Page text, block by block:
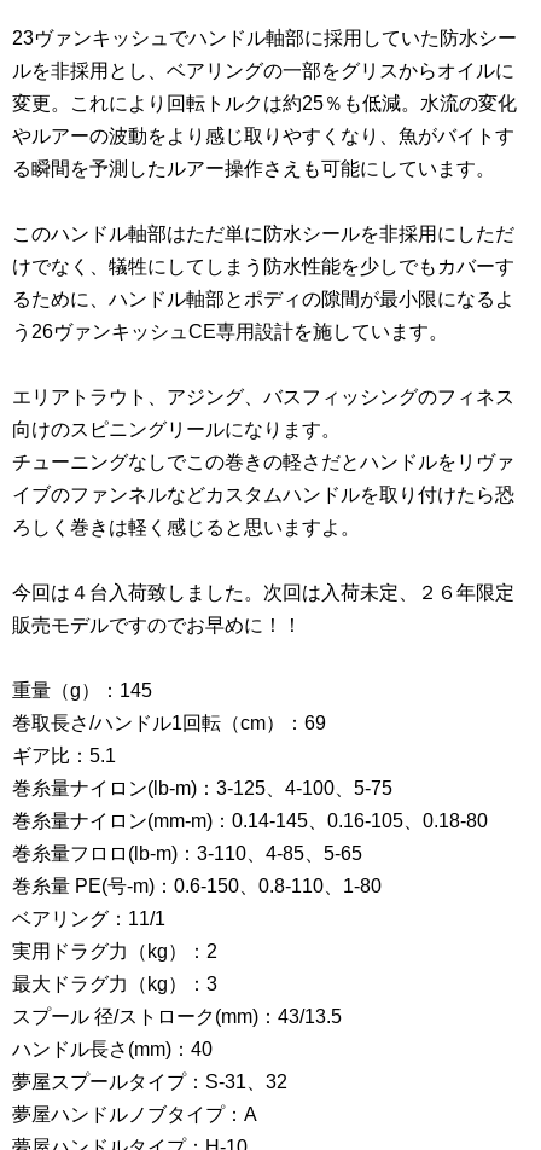
23ヴァンキッシュでハンドル軸部に採用していた防水シー
ルを非採用とし、ベアリングの一部をグリスからオイルに
変更。これにより回転トルクは約25％も低減。水流の変化
やルアーの波動をより感じ取りやすくなり、魚がバイトす
る瞬間を予測したルアー操作さえも可能にしています。
このハンドル軸部はただ単に防水シールを非採用にしただ
けでなく、犠牲にしてしまう防水性能を少しでもカバーす
るために、ハンドル軸部とポディの隙間が最小限になるよ
う26ヴァンキッシュCE専用設計を施しています。
エリアトラウト、アジング、バスフィッシングのフィネス
向けのスピニングリールになります。
チューニングなしでこの巻きの軽さだとハンドルをリヴァ
イブのファンネルなどカスタムハンドルを取り付けたら恐
ろしく巻きは軽く感じると思いますよ。
今回は４台入荷致しました。次回は入荷未定、２６年限定
販売モデルですのでお早めに！！
重量（g）：145
巻取長さ/ハンドル1回転（cm）：69
ギア比：5.1
巻糸量ナイロン(lb-m)：3-125、4-100、5-75
巻糸量ナイロン(mm-m)：0.14-145、0.16-105、0.18-80
巻糸量フロロ(lb-m)：3-110、4-85、5-65
巻糸量 PE(号-m)：0.6-150、0.8-110、1-80
ベアリング：11/1
実用ドラグ力（kg）：2
最大ドラグ力（kg）：3
スプール 径/ストローク(mm)：43/13.5
ハンドル長さ(mm)：40
夢屋スプールタイプ：S-31、32
夢屋ハンドルノブタイプ：A